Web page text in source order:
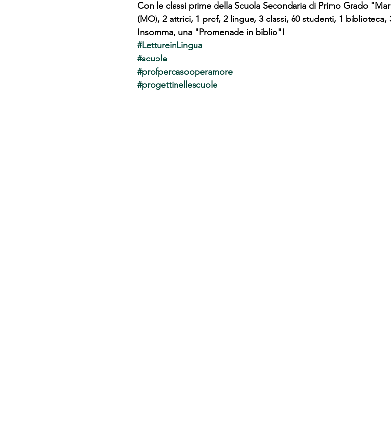
Con le classi prime della Scuola Secondaria di Primo Grado
(MO), 2 attrici, 1 prof, 2 lingue, 3 classi, 60 studenti, 1
Insomma, una "Promenade in biblio"!
#LettureinLingua
#scuole
#profpercasooperamore
#progettinellescuole